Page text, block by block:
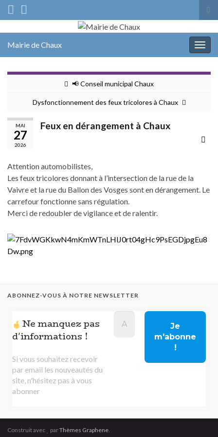
Search for:
Mairie de Chaux
📢 Conseil municipal Chaux
Dysfonctionnement des feux tricolores à Chaux
MAI
27
2026
Feux en dérangement à Chaux
Attention automobilistes,
Les feux tricolores donnant à l’intersection de la rue de la
Vaivre et la rue du Ballon des Vosges sont en dérangement. Le
carrefour fonctionne sans régulation.
Merci de redoubler de vigilance et de ralentir.
ABONNEZ-VOUS À NOTRE NEWSLETTER
Ne manquez pas
d'informations !
Si vous souhaitez recevoir
par email les nouveautés du
site, n'hésitez pas à vous
abonner
Construit avec parThèmes Graphene.